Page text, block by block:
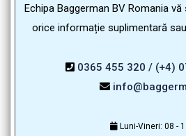
Echipa Baggerman BV Romania
orice informație suplimentară
0365 455 320 / (+4)
Luni-Vineri: 08 -